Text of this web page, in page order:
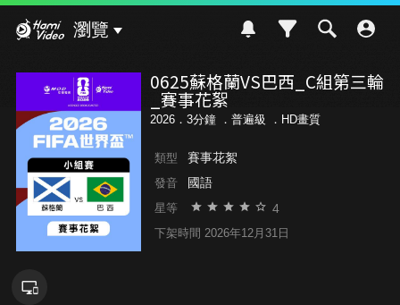
瀏覽
0625蘇格蘭VS巴西_C組第三輪
_賽事花絮
2026．3分鐘 ． 普遍級 ．HD畫質
類型 賽事花絮
發音 國語
星等 4
下架時間 2026年12月31日